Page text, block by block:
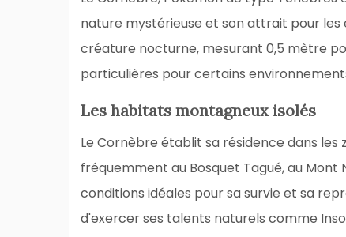
nature mystérieuse et son attrait pour
créature nocturne, mesurant 0,5 mètre
particulières pour certains
Les habitats montagneux isolés
Le Cornèbre établit sa résidence dans
fréquemment au Bosquet Tagué, au
conditions idéales pour sa survie et sa
d'exercer ses talents naturels comme